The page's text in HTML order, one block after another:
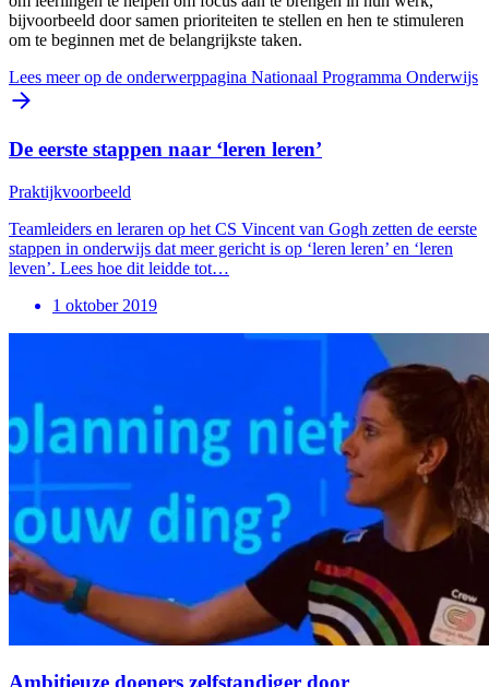
bijvoorbeeld door samen prioriteiten te stellen en hen te stimuleren
om te beginnen met de belangrijkste taken.
Lees meer op de onderwerppagina Nationaal Programma Onderwijs
De eerste stappen naar ‘leren leren’
Praktijkvoorbeeld
Teamleiders en leraren op het CS Vincent van Gogh zetten de eerste
stappen in onderwijs dat meer gericht is op ‘leren leren’ en ‘leren
leven’. Lees hoe dit leidde tot…
1 oktober 2019
Ambitieuze doeners zelfstandiger door